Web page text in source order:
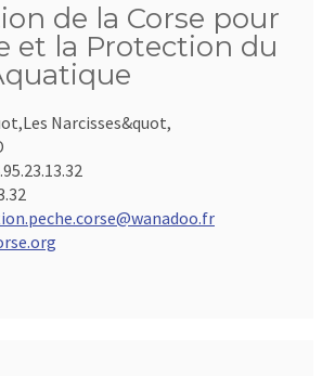
de la Corse pour
et la Protection du
Narcisses&quot,